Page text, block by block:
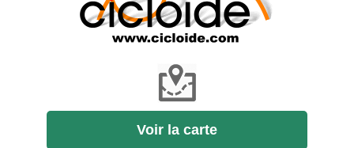
Voir la carte